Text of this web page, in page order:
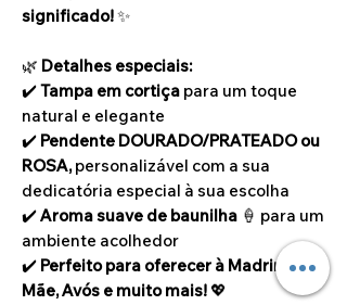
significado!✨
🌿 Detalhes especiais:
✔️Tampa em cortiça para um toque
natural e elegante
✔️ Pendente DOURADO/PRATEADO ou
ROSA,personalizável com a sua
dedicatória especial à sua escolha
✔️Aroma suave de baunilha 🍦 para um
ambiente acolhedor
✔️ Perfeito para oferecer à Madrinha,
Mãe, Avós e muito mais! 💖